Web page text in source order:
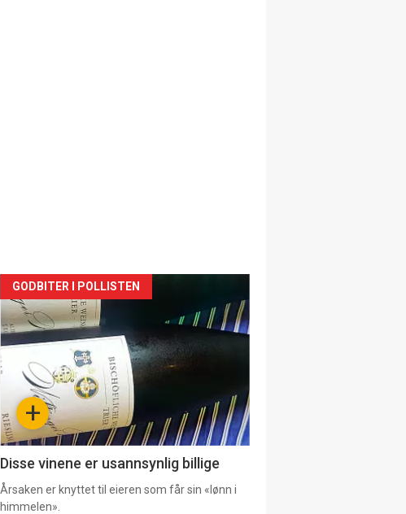
Forsiden
akkurat
nå
3 +
GODBITER I POLLISTEN
Disse vinene er usannsynlig billige
Årsaken er knyttet til eieren som får sin «lønn i
himmelen».